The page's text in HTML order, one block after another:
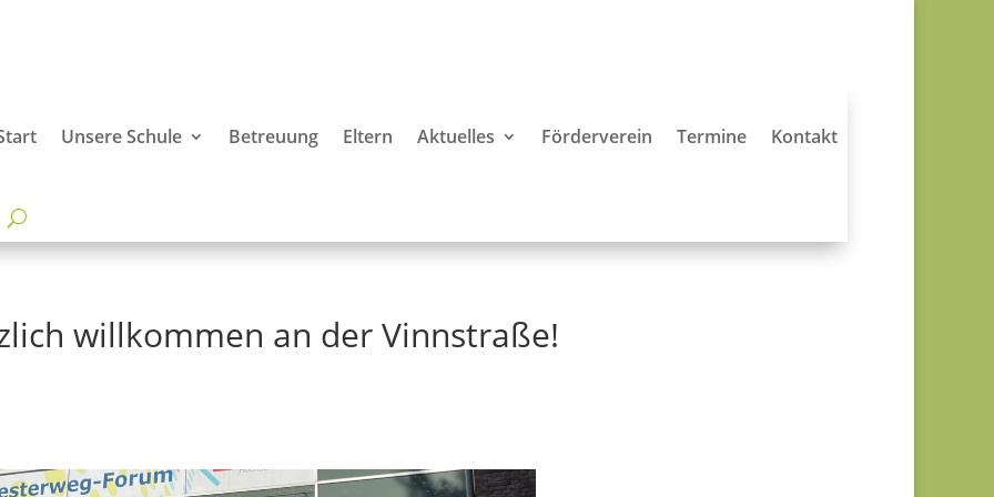
Unsere Schule Betreuung Eltern Aktuelles Förderverein Termine Kontakt
willkommen an der Vinnstraße!